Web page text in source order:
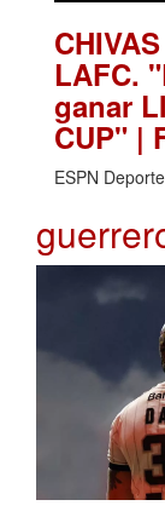
LAFC.
ganar
CUP" |
ESPN